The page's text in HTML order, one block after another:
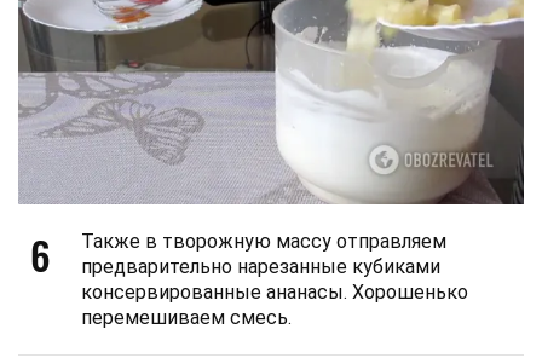
6
Также в творожную массу отправляем
предварительно нарезанные кубиками
консервированные ананасы. Хорошенько
перемешиваем смесь.